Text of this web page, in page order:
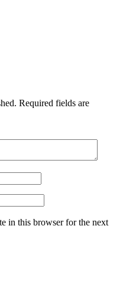
Required fields are
in this browser for the next